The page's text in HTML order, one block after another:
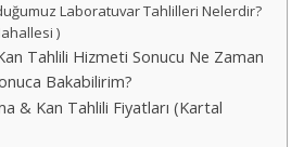
Laboratuvar Tahlilleri Nelerdir?
)
Tahlili Hizmeti Sonucu Ne Zaman
Bakabilirim?
& Kan Tahlili Fiyatları (Kartal